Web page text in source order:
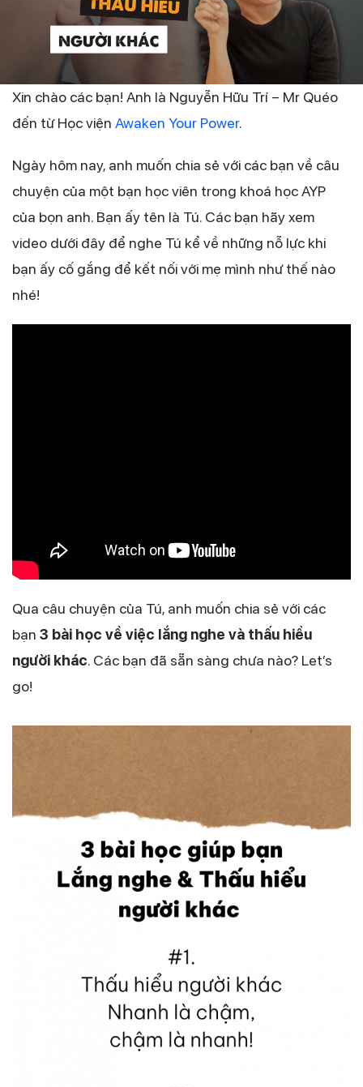
Xin chào các bạn! Anh là Nguyễn Hữu Trí – Mr Quéo
đến từ Học viện Awaken Your Power.
Ngày hôm nay, anh muốn chia sẻ với các bạn về câu
chuyện của một bạn học viên trong khoá học AYP
của bọn anh. Bạn ấy tên là Tú. Các bạn hãy xem
video dưới đây để nghe Tú kể về những nỗ lực khi
bạn ấy cố gắng để kết nối với mẹ mình như thế nào
nhé!
Qua câu chuyện của Tú, anh muốn chia sẻ với các
bạn 3 bài học về việc lắng nghe và thấu hiểu
người khác. Các bạn đã sẵn sàng chưa nào? Let’s
go!